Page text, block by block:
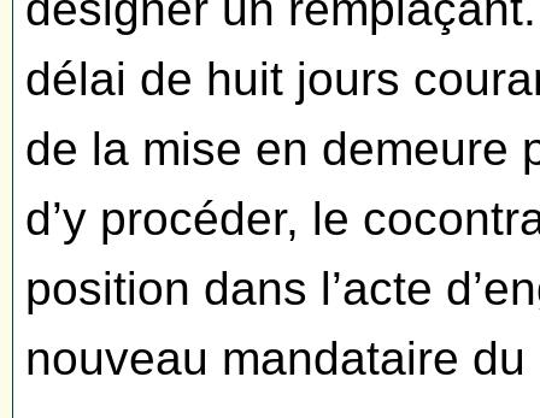
délai de huit jours
de la mise en demeure
d’y procéder, le
position dans l’acte
nouveau mandataire